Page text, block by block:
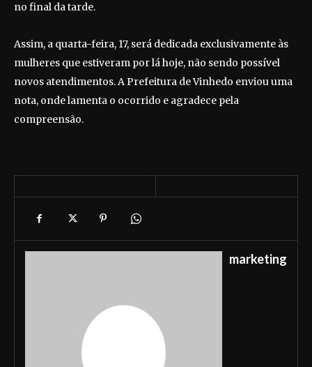
no final da tarde.
Assim, a quarta-feira, 17, será dedicada exclusivamente às
mulheres que estiveram por lá hoje, não sendo possível
novos atendimentos. A Prefeitura de Vinhedo enviou uma
nota, onde lamenta o ocorrido e agradece pela
compreensão.
marketing